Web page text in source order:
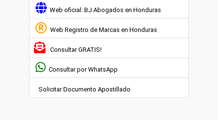
Web oficial: BJ Abogados en Honduras
Web Registro de Marcas en Honduras
Consultar GRATIS!
Consultar por WhatsApp
Solicitar Documento Apostillado